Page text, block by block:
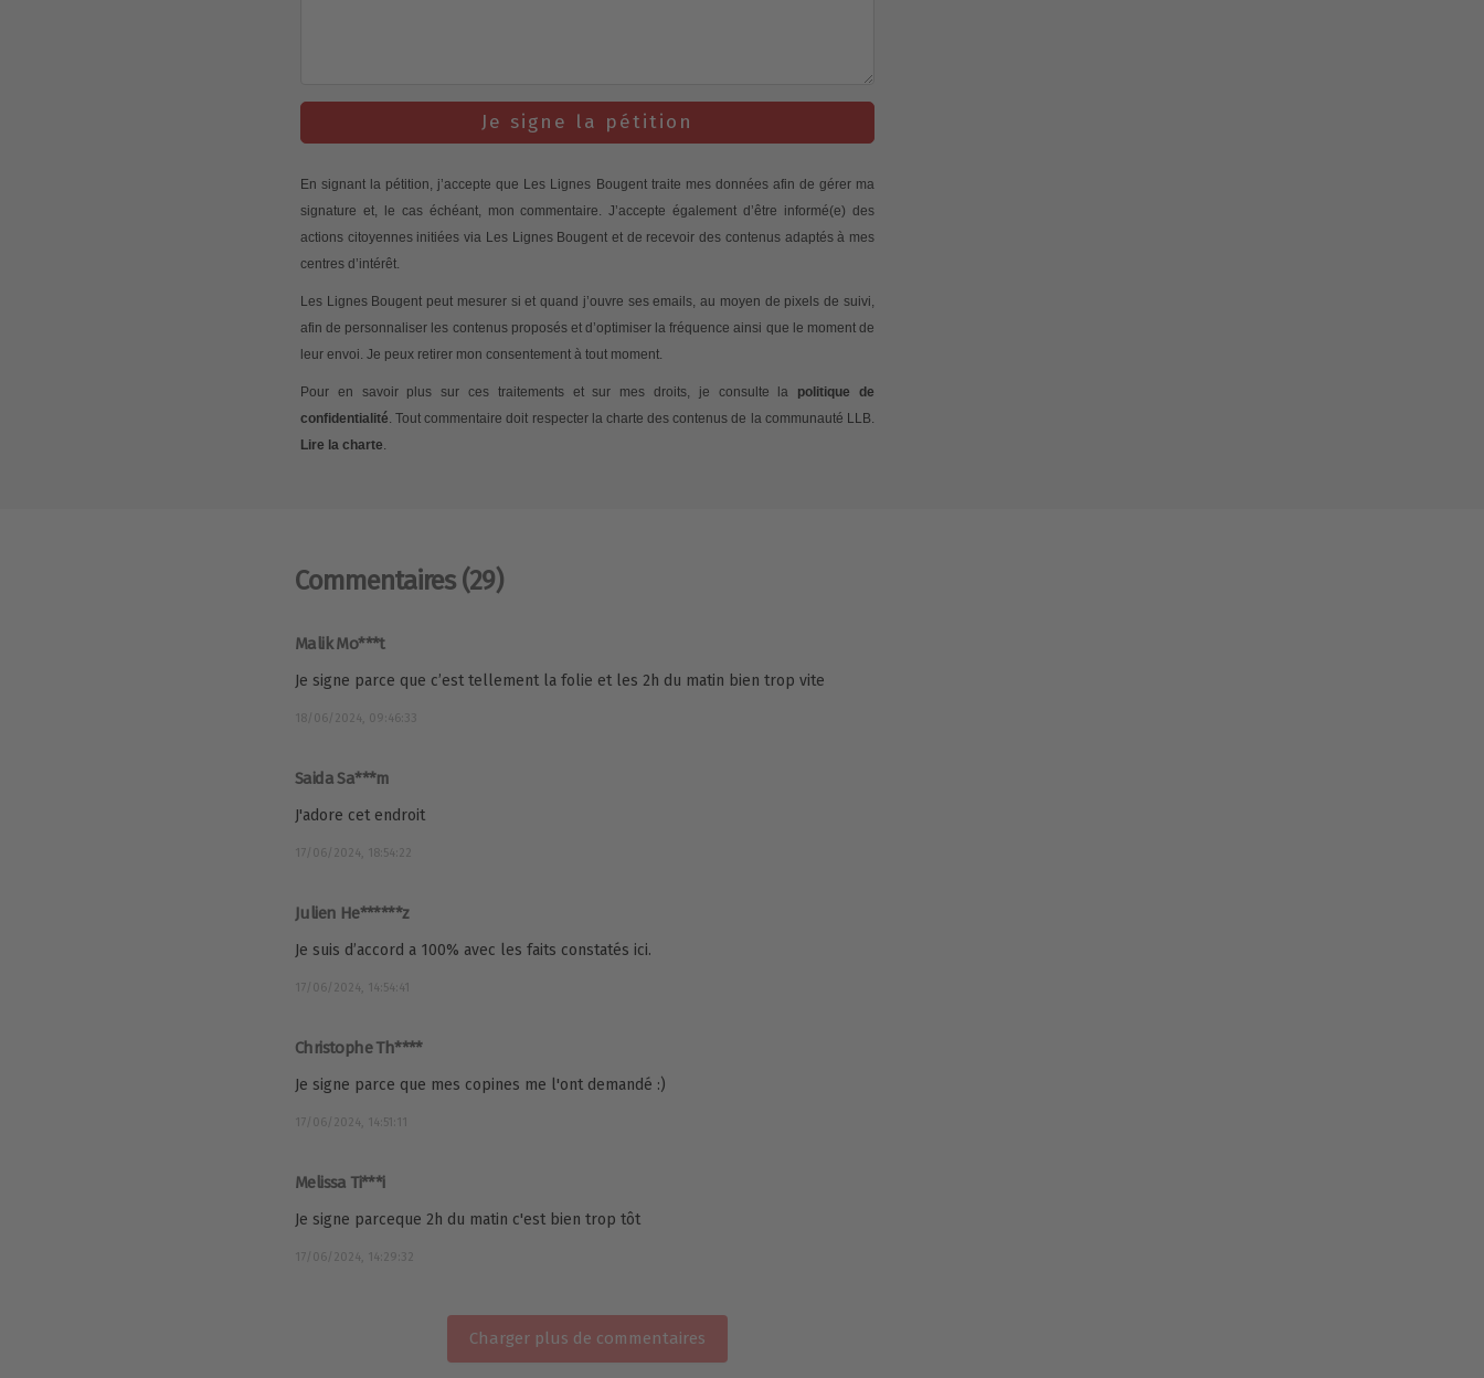
Je signe la pétition
En signant la pétition, j’accepte que Les Lignes Bougent traite mes données afin de gérer ma
signature et, le cas échéant, mon commentaire. J’accepte également d’être informé(e) des
actions citoyennes initiées via Les Lignes Bougent et de recevoir des contenus adaptés à mes
centres d’intérêt.
Les Lignes Bougent peut mesurer si et quand j’ouvre ses emails, au moyen de pixels de suivi,
afin de personnaliser les contenus proposés et d’optimiser la fréquence ainsi que le moment de
leur envoi. Je peux retirer mon consentement à tout moment.
Pour en savoir plus sur ces traitements et sur mes droits, je consulte la politique de
confidentialité. Tout commentaire doit respecter la charte des contenus de la communauté LLB.
Lire la charte.
Commentaires (29)
Malik Mo***t
Je signe parce que c’est tellement la folie et les 2h du matin bien trop vite
18/06/2024, 09:46:33
Saida Sa***m
J'adore cet endroit
17/06/2024, 18:54:22
Julien He******z
Je suis d’accord a 100% avec les faits constatés ici.
17/06/2024, 14:54:41
Christophe Th****
Je signe parce que mes copines me l'ont demandé :)
17/06/2024, 14:51:11
Melissa Ti***i
Je signe parceque 2h du matin c'est bien trop tôt
17/06/2024, 14:29:32
Charger plus de commentaires